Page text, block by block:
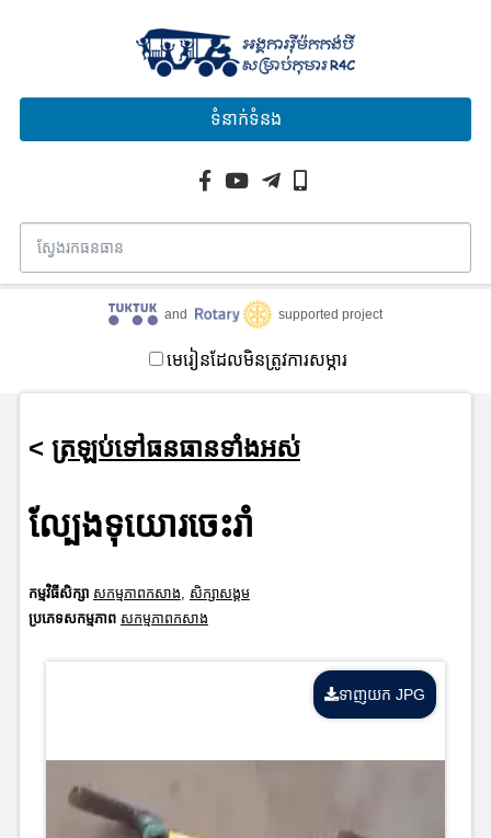
ទំនាក់ទំនង
and supported project
មេរៀនដែលមិនត្រូវការសម្ភារ
< ត្រឡប់ទៅធនធានទាំងអស់
ល្បែងទុយោរចេះរាំ
កម្មវិធីសិក្សា សកម្មភាពកសាង
សិក្សាសង្គម
ប្រភេទសកម្មភាព សកម្មភាពកសាង
ទាញយក JPG